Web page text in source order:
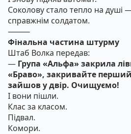
Соколову стало тепло на душі
справжнім солдатом.
⸻
Фінальна частина штурму
Штаб Волка передав:
— Група «Альфа» закрила
«Браво», закривайте
зайшов у двір. Очищуємо!
І вони пішли.
Клас за класом.
Підвал.
Комори.